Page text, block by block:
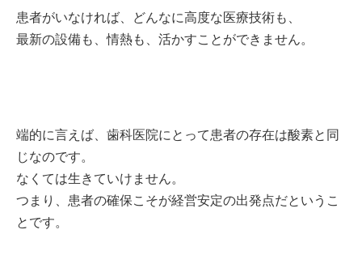
患者がいなければ、どんなに高度な医療技術も、
最新の設備も、情熱も、活かすことができません。
端的に言えば、歯科医院にとって患者の存在は酸素と同
じなのです。
なくては生きていけません。
つまり、患者の確保こそが経営安定の出発点だというこ
とです。